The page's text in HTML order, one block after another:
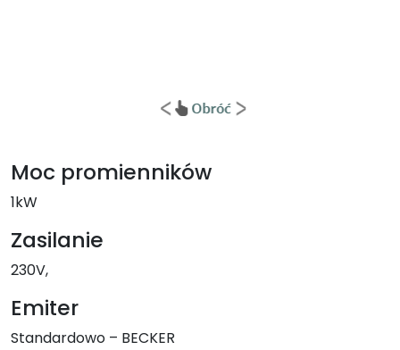
Moc promienników
1kW
Zasilanie
230V,
Emiter
Standardowo – BECKER